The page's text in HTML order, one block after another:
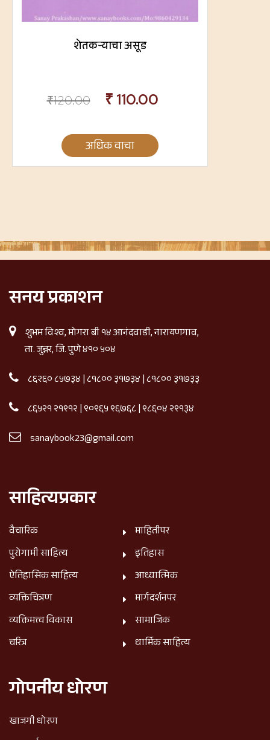
शेतकऱ्याचा असूड
₹120.00 ₹ 110.00
अधिक वाचा
सनय प्रकाशन
शुभम विश्व, मोगरा बी १४ आनंदवाडी, नारायणगाव,
ता. जुन्नर, जि. पुणे ४१० ५०४
८६२६० ८५७३४|८१८०० ३१७३४|८१८०० ३१७३३
८६५२१ २१९१२|९०९६५ ९६७६८|९८६०४ २९१३४
sanaybook23@gmail.com
साहित्यप्रकार
वैचारिक
पुरोगामी साहित्य
ऐतिहासिक साहित्य
व्यक्तिचित्रण
व्यक्तिमत्त्व विकास
चरित्र
माहितीपर
इतिहास
आध्यात्मिक
मार्गदर्शनपर
सामाजिक
धार्मिक साहित्य
गोपनीय धोरण
खाजगी धोरण